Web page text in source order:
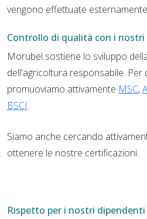
vengono effettuate
Controllo di qualità con i
Morubel sostiene lo sviluppo
dell'agricoltura responsabile. Per
promuoviamo attivamente MSC,
BSCI.
Siamo anche cercando
ottenere le nostre certificazioni.
Rispetto per i nostri dipendenti